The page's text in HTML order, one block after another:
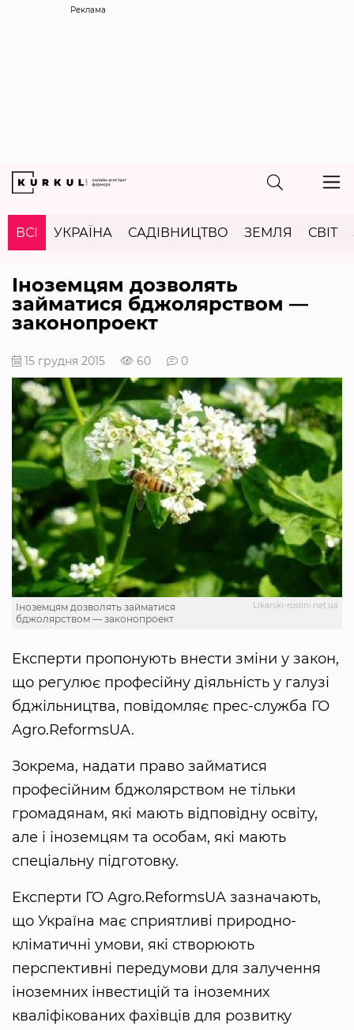
Реклама
ВСІ УКРАЇНА САДІВНИЦТВО ЗЕМЛЯ СВІТ
Іноземцям дозволять
займатися бджолярством —
законопроект
15 грудня 2015 60 0
Likarski-roslini.net.ua
Іноземцям дозволять займатися
бджолярством — законопроект
Експерти пропонують внести зміни у закон,
що регулює професійну діяльність у галузі
бджільництва, повідомляє прес-служба ГО
Agro.ReformsUA.
Зокрема, надати право займатися
професійним бджолярством не тільки
громадянам, які мають відповідну освіту,
але і іноземцям та особам, які мають
спеціальну підготовку.
Експерти ГО Agro.ReformsUA зазначають,
що Україна має сприятливі природно-
кліматичні умови, які створюють
перспективні передумови для залучення
іноземних інвестицій та іноземних
кваліфікованих фахівців для розвитку